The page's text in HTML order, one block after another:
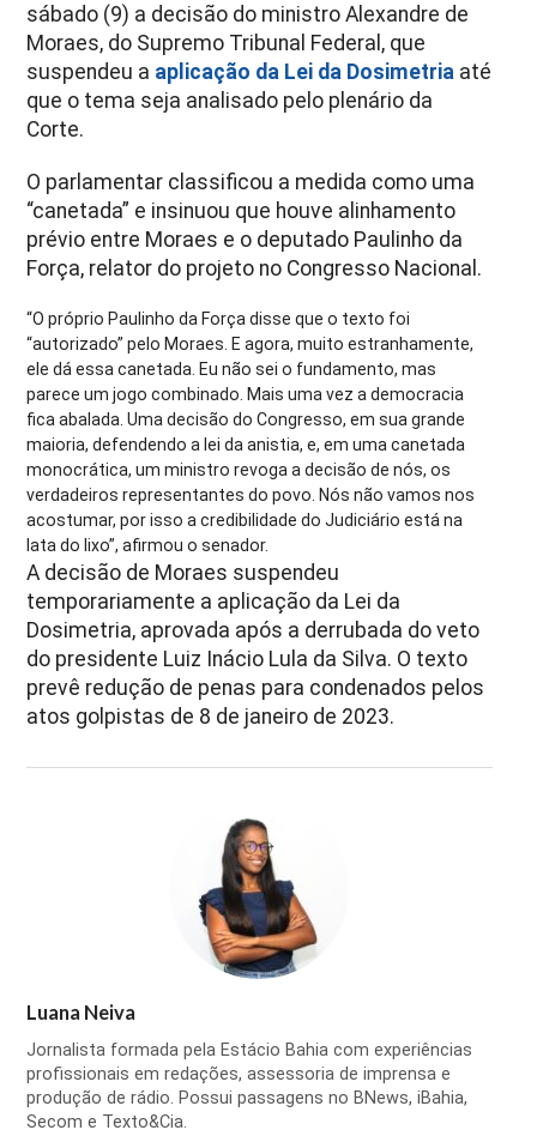
sábado (9) a decisão do ministroAlexandre de
Moraes, do Supremo Tribunal Federal , que
suspendeu a aplicação da Lei da Dosimetria até
que o tema seja analisado pelo plenário da
Corte.
O parlamentar classificou a medida como uma
“canetada” e insinuou que houve alinhamento
prévio entre Moraes e o deputado Paulinho da
Força, relator do projeto no Congresso Nacional.
“O próprio Paulinho da Força disse que o texto foi
“autorizado” pelo Moraes. E agora, muito estranhamente,
ele dá essa canetada. Eu não sei o fundamento, mas
parece um jogo combinado. Mais uma vez a democracia
fica abalada. Uma decisão do Congresso, em sua grande
maioria, defendendo a lei da anistia, e, em uma canetada
monocrática, um ministro revoga a decisão de nós, os
verdadeiros representantes do povo. Nós não vamos nos
acostumar, por isso a credibilidade do Judiciário está na
lata do lixo”, afirmou o senador.
A decisão de Moraes suspendeu
temporariamente a aplicação da Lei da
Dosimetria, aprovada após a derrubada do veto
do presidente Luiz Inácio Lula da Silva. O texto
prevê redução de penas para condenados pelos
atos golpistas de 8 de janeiro de 2023.
Luana Neiva
Jornalista formada pela Estácio Bahia com experiências
profissionais em redações, assessoria de imprensa e
produção de rádio. Possui passagens no BNews, iBahia,
Secom e Texto&Cia.